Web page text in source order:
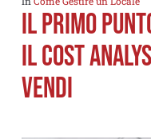
Il primo
il Cost
vendi